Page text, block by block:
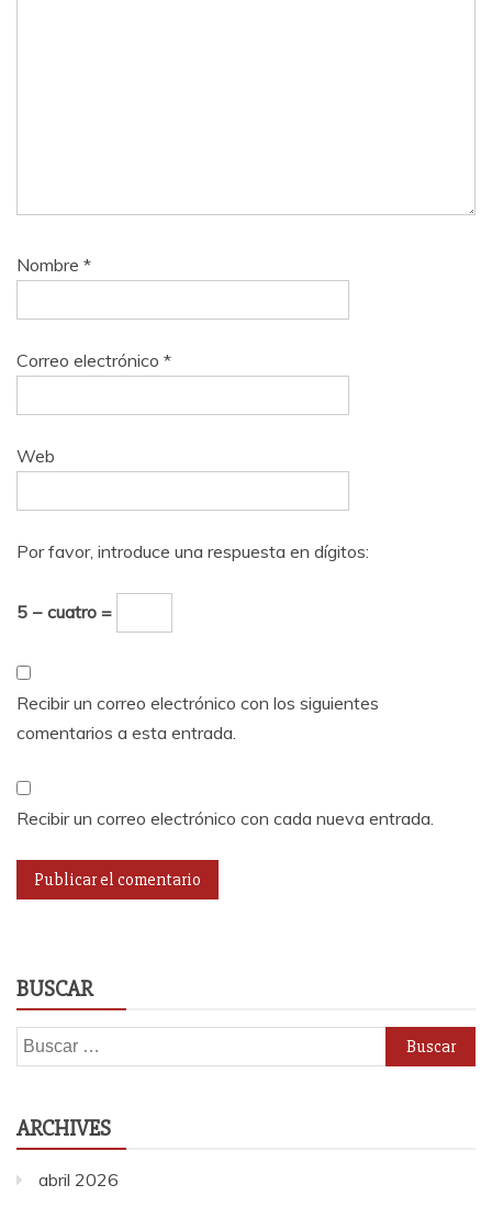
Nombre *
Correo electrónico *
Web
Por favor, introduce una respuesta en dígitos:
5 − cuatro =
Recibir un correo electrónico con los siguientes
comentarios a esta entrada.
Recibir un correo electrónico con cada nueva entrada.
BUSCAR
Buscar:
ARCHIVES
abril 2026